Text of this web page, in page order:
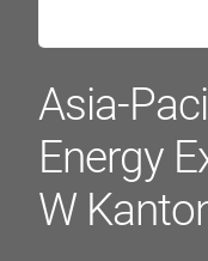
Asia-
Energy
W